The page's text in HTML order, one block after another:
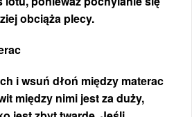
obciąża plecy.
i wsuń dłoń między materac
między nimi jest za duży,